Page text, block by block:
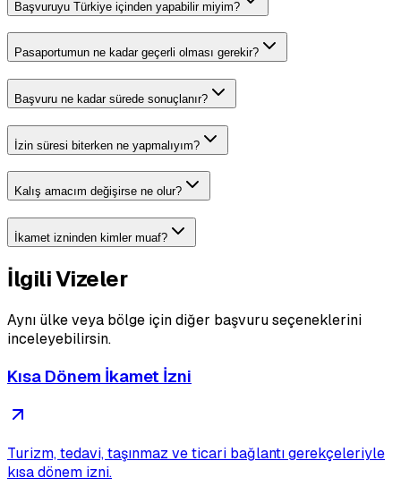
Başvuruyu Türkiye içinden yapabilir miyim?
Pasaportumun ne kadar geçerli olması gerekir?
Başvuru ne kadar sürede sonuçlanır?
İzin süresi biterken ne yapmalıyım?
Kalış amacım değişirse ne olur?
İkamet izninden kimler muaf?
İlgili Vizeler
Aynı ülke veya bölge için diğer başvuru seçeneklerini
inceleyebilirsin.
Kısa Dönem İkamet İzni
Turizm, tedavi, taşınmaz ve ticari bağlantı gerekçeleriyle
kısa dönem izni.